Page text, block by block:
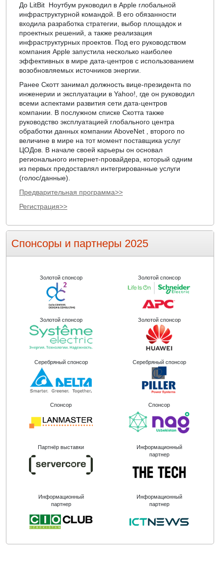
До LitBit Ноутбум руководил в Apple глобальной
инфраструктурной командой. В его обязанности
входила разработка стратегии, выбор площадок и
проектных решений, а также реализация
инфраструктурных проектов. Под его руководством
компания Apple запустила несколько наиболее
эффективных в мире дата-центров с использованием
возобновляемых источников энергии.
Ранее Скотт занимал должность вице-президента по
инженерии и эксплуатации в Yahoo!, где он руководил
всеми аспектами развития сети дата-центров
компании. В послужном списке Скотта также
руководство эксплуатацией глобального центра
обработки данных компании AboveNet , второго по
величине в мире на тот момент поставщика услуг
ЦОДов. В начале своей карьеры он основал
регионального интернет-провайдера, который одним
из первых предоставлял интегрированные услуги
(голос/данные).
Предварительная программа>>
Регистрация>>
Спонсоры и партнеры 2025
Золотой спонсор Золотой спонсор
Золотой спонсор Золотой спонсор
Серебряный спонсор Серебряный спонсор
Спонсор Спонсор
Партнёр выставки
Информационный
партнер
Информационный
партнер
Информационный
партнер